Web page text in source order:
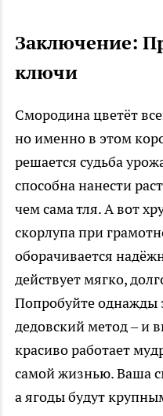
Заключение:
ключи
Смородина цветёт
но именно в этом
решается судьба
способна нанести
чем сама тля. А вот
скорлупа при
оборачивается
действует мягко,
Попробуйте однажды
дедовский метод – и
красиво работает
самой жизнью. Ваша
а ягоды будут